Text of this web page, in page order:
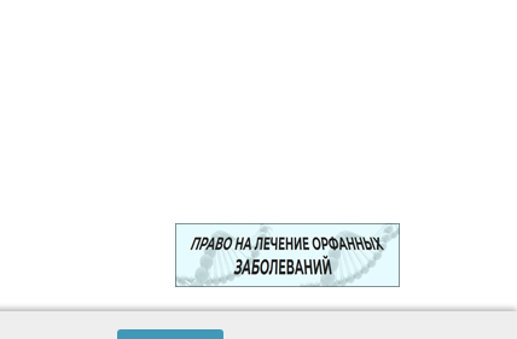
© 2003—2024 Лига защитников пациентов